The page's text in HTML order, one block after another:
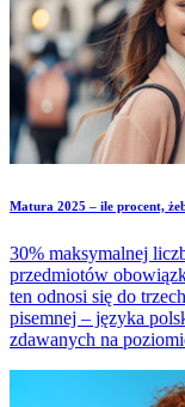
Matura 2025 – ile procent,
30% maksymalnej
przedmiotów
ten odnosi się do
pisemnej – języka
zdawanych na
uzyskania